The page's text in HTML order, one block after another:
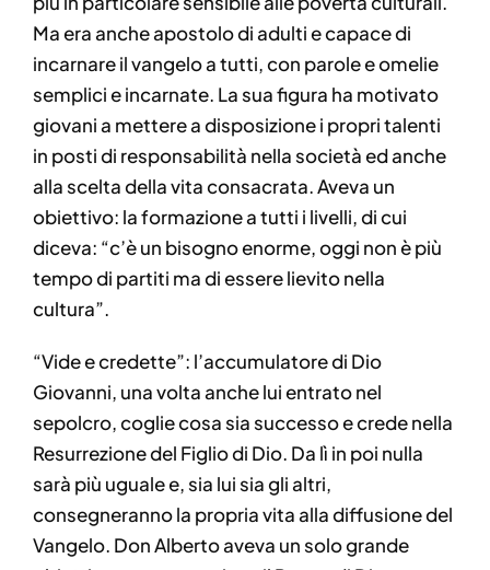
Ma era anche apostolo di adulti e capace di
incarnare il vangelo a tutti, con parole e omelie
semplici e incarnate. La sua figura ha motivato
giovani a mettere a disposizione i propri talenti
in posti di responsabilità nella società ed anche
alla scelta della vita consacrata. Aveva un
obiettivo: la formazione a tutti i livelli, di cui
diceva: “c’è un bisogno enorme, oggi non è più
tempo di partiti ma di essere lievito nella
cultura”.
“Vide e credette”: l’accumulatore di Dio
Giovanni, una volta anche lui entrato nel
sepolcro, coglie cosa sia successo e crede nella
Resurrezione del Figlio di Dio. Da lì in poi nulla
sarà più uguale e, sia lui sia gli altri,
consegneranno la propria vita alla diffusione del
Vangelo. Don Alberto aveva un solo grande